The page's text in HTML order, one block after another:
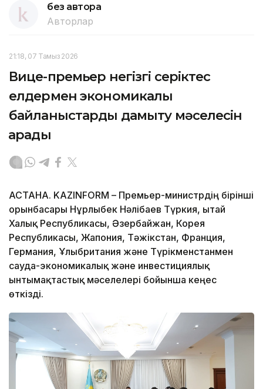
без автора
Авторлар
21:18, 07 Тамыз 2026
Вице-премьер негізгі серіктес
елдермен экономикалық
байланыстарды дамыту мәселесін
қарады
АСТАНА. KAZINFORM – Премьер-министрдің бірінші
орынбасары Нұрлыбек Нәлібаев Түркия, Қытай
Халық Республикасы, Әзербайжан, Корея
Республикасы, Жапония, Тәжікстан, Франция,
Германия, Ұлыбритания және Түрікменстанмен
сауда-экономикалық және инвестициялық
ынтымақтастық мәселелері бойынша кеңес
өткізді.